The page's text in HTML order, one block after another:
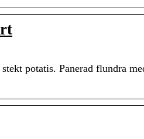
potatis. Panerad flundra